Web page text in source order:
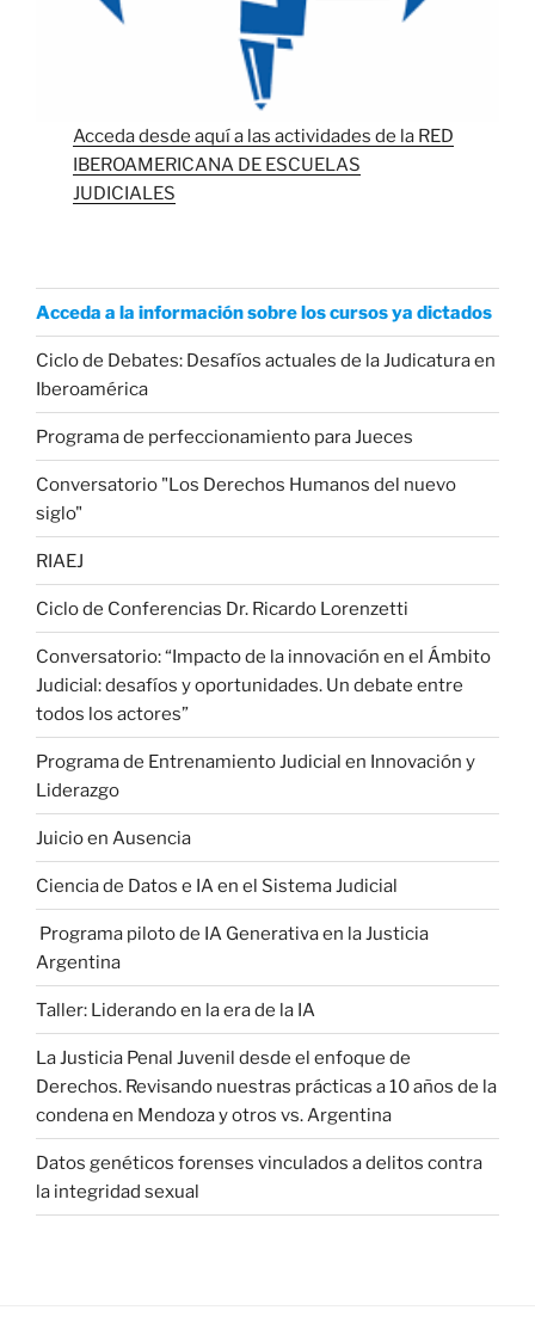
Acceda desde aquí a las actividades de la RED
IBEROAMERICANA DE ESCUELAS
JUDICIALES
Acceda a la información sobre los cursos ya dictados
Ciclo de Debates: Desafíos actuales de la Judicatura en
Iberoamérica
Programa de perfeccionamiento para Jueces
Conversatorio "Los Derechos Humanos del nuevo
siglo"
RIAEJ
Ciclo de Conferencias Dr. Ricardo Lorenzetti
Conversatorio: “Impacto de la innovación en el Ámbito
Judicial: desafíos y oportunidades. Un debate entre
todos los actores”
Programa de Entrenamiento Judicial en Innovación y
Liderazgo
Juicio en Ausencia
Ciencia de Datos e IA en el Sistema Judicial
Programa piloto de IA Generativa en la Justicia
Argentina
Taller: Liderando en la era de la IA
La Justicia Penal Juvenil desde el enfoque de
Derechos. Revisando nuestras prácticas a 10 años de la
condena en Mendoza y otros vs. Argentina
Datos genéticos forenses vinculados a delitos contra
la integridad sexual